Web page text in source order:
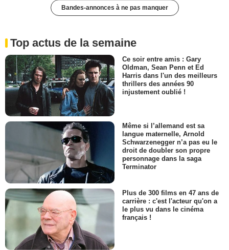
Bandes-annonces à ne pas manquer
Top actus de la semaine
Ce soir entre amis : Gary
Oldman, Sean Penn et Ed
Harris dans l'un des meilleurs
thrillers des années 90
injustement oublié !
Même si l’allemand est sa
langue maternelle, Arnold
Schwarzenegger n’a pas eu le
droit de doubler son propre
personnage dans la saga
Terminator
Plus de 300 films en 47 ans de
carrière : c'est l'acteur qu'on a
le plus vu dans le cinéma
français !